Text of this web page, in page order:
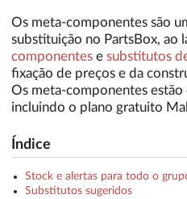
Os meta-componentes são
substituição no PartsBox, ao
componentes e substitutos
fixação de preços e da
Os meta-componentes estão
incluindo o plano gratuito
Índice
Stock e alertas para todo o
Substitutos sugeridos